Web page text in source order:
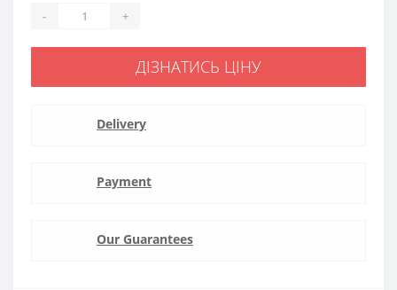
- +
ДІЗНАТИСЬ ЦІНУ
Delivery
Payment
Our Guarantees